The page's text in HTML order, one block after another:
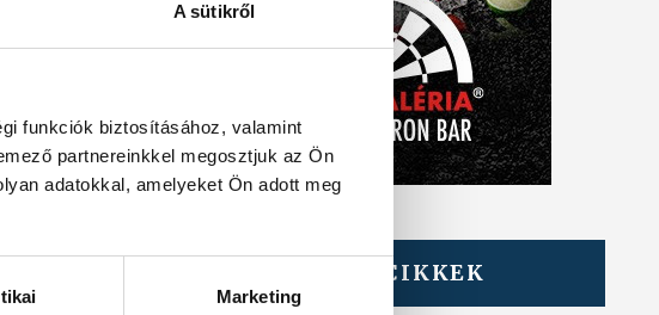
A sütikről
funkciók biztosításához, valamint
partnereinkkel megosztjuk az Ön
adatokkal, amelyeket Ön adott meg
Marketing
TOVÁBBI CIKKEK
KÖZÉRDEKŰ